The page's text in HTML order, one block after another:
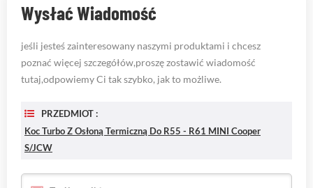
Wysłać Wiadomość
jeśli jesteś zainteresowany naszymi produktami i chcesz
poznać więcej szczegółów,proszę zostawić wiadomość
tutaj,odpowiemy Ci tak szybko, jak to możliwe.
PRZEDMIOT :
Koc Turbo Z Osłoną Termiczną Do R55 - R61 MINI Cooper
S/JCW